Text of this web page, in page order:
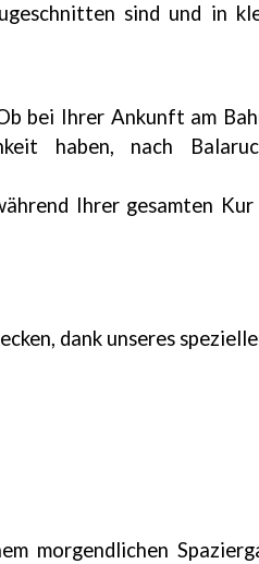
sind und in
bei Ihrer Ankunft am
haben, nach
Ihrer gesamten
dank unseres
morgendlichen